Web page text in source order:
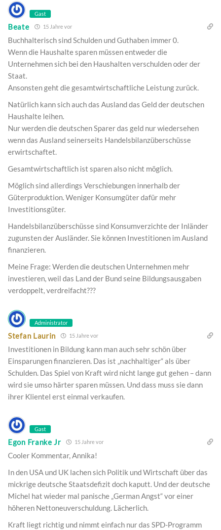
Gast
Beate 15 Jahre vor
Buchhalterisch sind Schulden und Guthaben immer 0.
Wenn die Haushalte sparen müssen entweder die
Unternehmen sich bei den Haushalten verschulden oder der
Staat.
Ansonsten geht die gesamtwirtschaftliche Leistung zurück.
Natürlich kann sich auch das Ausland das Geld der deutschen
Haushalte leihen.
Nur werden die deutschen Sparer das geld nur wiedersehen
wenn das Ausland seinerseits Handelsbilanzüberschüsse
erwirtschaftet.
Gesamtwirtschaftlich ist sparen also nicht möglich.
Möglich sind allerdings Verschiebungen innerhalb der
Güterproduktion. Weniger Konsumgüter dafür mehr
Investitionsgüter.
Handelsbilanzüberschüsse sind Konsumverzichte der Inländer
zugunsten der Ausländer. Sie können Investitionen im Ausland
finanzieren.
Meine Frage: Werden die deutschen Unternehmen mehr
investieren, weil das Land der Bund seine Bildungsausgaben
verdoppelt, verdreifacht???
Administrator
Stefan Laurin 15 Jahre vor
Investitionen in Bildung kann man auch sehr schön über
Einsparungen finanzieren. Das ist „nachhaltiger“ als über
Schulden. Das Spiel von Kraft wird nicht lange gut gehen – dann
wird sie umso härter sparen müssen. Und dass muss sie dann
ihrer Klientel erst einmal verkaufen.
Gast
Egon Franke Jr 15 Jahre vor
Cooler Kommentar, Annika!
In den USA und UK lachen sich Politik und Wirtschaft über das
mickrige deutsche Staatsdefizit doch kaputt. Und der deutsche
Michel hat wieder mal panische „German Angst“ vor einer
höheren Nettoneuverschuldung. Lächerlich.
Kraft liegt richtig und nimmt einfach nur das SPD-Programm